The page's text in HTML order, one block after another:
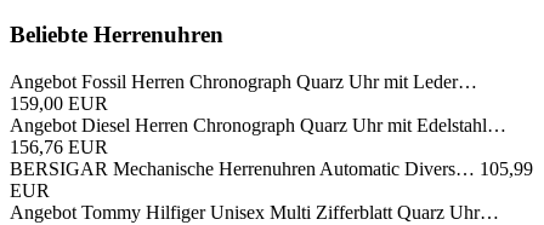
Beliebte Herrenuhren
Angebot Fossil Herren Chronograph Quarz Uhr mit Leder…
159,00 EUR
Angebot Diesel Herren Chronograph Quarz Uhr mit Edelstahl…
156,76 EUR
BERSIGAR Mechanische Herrenuhren Automatic Divers… 105,99
EUR
Angebot Tommy Hilfiger Unisex Multi Zifferblatt Quarz Uhr…